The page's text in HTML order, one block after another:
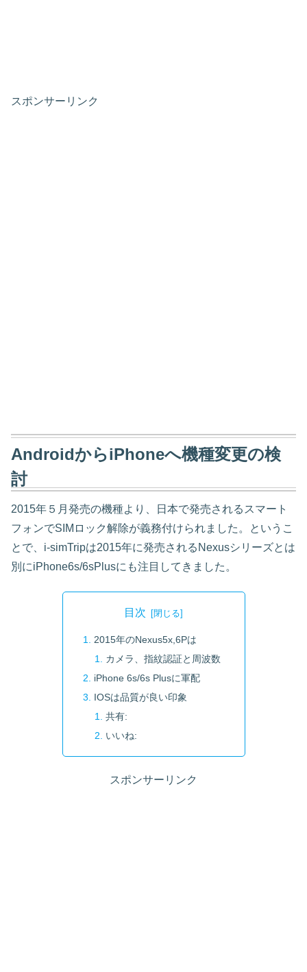
スポンサーリンク
AndroidからiPhoneへ機種変更の検
討
2015年５月発売の機種より、日本で発売されるスマート
フォンでSIMロック解除が義務付けられました。というこ
とで、i-simTripは2015年に発売されるNexusシリーズとは
別にiPhone6s/6sPlusにも注目してきました。
目次
2015年のNexus5x,6Pは
カメラ、指紋認証と周波数
iPhone 6s/6s Plusに軍配
IOSは品質が良い印象
共有:
いいね:
スポンサーリンク